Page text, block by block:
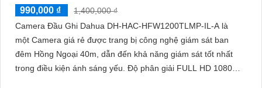
990,000 ₫
1,400,000 ₫
Camera Đầu Ghi Dahua DH-HAC-HFW1200TLMP-IL-A là
một Camera giá rẻ được trang bị công nghệ giám sát ban
đêm Hồng Ngoại 40m, dẫn đến khả năng giám sát tốt nhất
trong điều kiện ánh sáng yếu. Độ phân giải FULL HD 1080P